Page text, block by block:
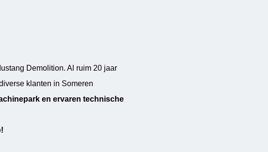
Demolition. Al ruim 20 jaar
klanten in Someren
en ervaren technische